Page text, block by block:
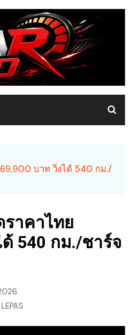
บาท วิ่งได้ 540 กม./
ราคาไทย
540 กม./ชาร์จ